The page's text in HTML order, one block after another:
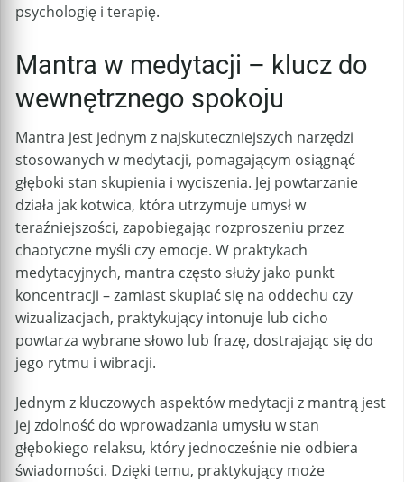
psychologię i terapię.
Mantra w medytacji – klucz do
wewnętrznego spokoju
Mantra jest jednym z najskuteczniejszych narzędzi
stosowanych w medytacji, pomagającym osiągnąć
głęboki stan skupienia i wyciszenia. Jej powtarzanie
działa jak kotwica, która utrzymuje umysł w
teraźniejszości, zapobiegając rozproszeniu przez
chaotyczne myśli czy emocje. W praktykach
medytacyjnych, mantra często służy jako punkt
koncentracji – zamiast skupiać się na oddechu czy
wizualizacjach, praktykujący intonuje lub cicho
powtarza wybrane słowo lub frazę, dostrajając się do
jego rytmu i wibracji.
Jednym z kluczowych aspektów medytacji z mantrą jest
jej zdolność do wprowadzania umysłu w stan
głębokiego relaksu, który jednocześnie nie odbiera
świadomości. Dzięki temu, praktykujący może